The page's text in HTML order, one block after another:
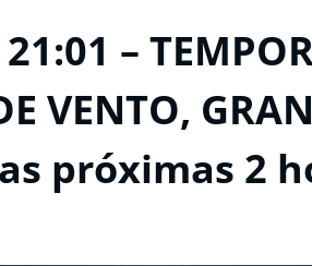
–
VENTO,
próximas 2